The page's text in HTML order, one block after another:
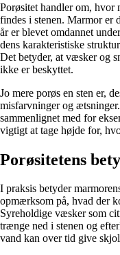
Porøsitet handler om, hvor
findes i stenen. Marmor er
år er blevet omdannet
dens karakteristiske
Det betyder, at væsker og
ikke er beskyttet.
Jo mere porøs en sten er,
misfarvninger og
sammenlignet med for
vigtigt at tage højde for,
Porøsitetens
I praksis betyder
opmærksom på, hvad der
Syreholdige væsker som
trænge ned i stenen og
vand kan over tid give